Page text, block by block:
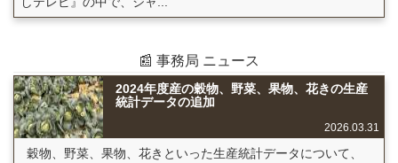
📰 事務局 ニュース
2024年度産の穀物、野菜、果物、花きの生産
統計データの追加
2026.03.31
穀物、野菜、果物、花きといった生産統計データについて、